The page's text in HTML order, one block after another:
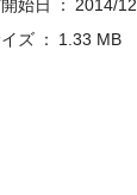
始日
2014/
ズ
1.33 MB